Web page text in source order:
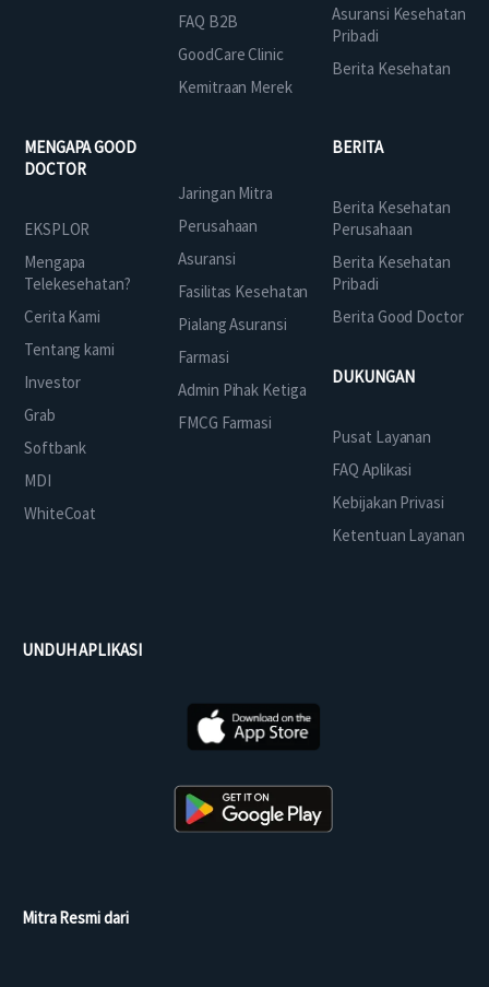
FAQ B2B
GoodCare Clinic
Kemitraan Merek
Asuransi Kesehatan
Pribadi
Berita Kesehatan
MENGAPA GOOD
DOCTOR
EKSPLOR
Mengapa
Telekesehatan?
Cerita Kami
Tentang kami
Investor
Grab
Softbank
MDI
WhiteCoat
Jaringan Mitra
Perusahaan
Asuransi
Fasilitas Kesehatan
Pialang Asuransi
Farmasi
Admin Pihak Ketiga
FMCG Farmasi
BERITA
Berita Kesehatan
Perusahaan
Berita Kesehatan
Pribadi
Berita Good Doctor
DUKUNGAN
Pusat Layanan
FAQ Aplikasi
Kebijakan Privasi
Ketentuan Layanan
UNDUH APLIKASI
Mitra Resmi dari